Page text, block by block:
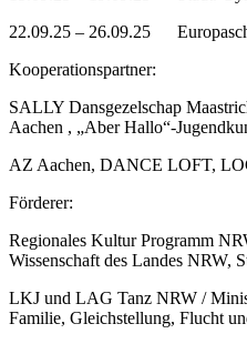
22.09.25 – 26.09.25
Kooperationspartner:
SALLY Dansgezelschap
Aachen , „Aber Hallo“-
AZ Aachen, DANCE LOFT,
Förderer:
Regionales Kultur Programm
Wissenschaft des Landes NRW,
LKJ und LAG Tanz NRW /
Familie, Gleichstellung, Flucht